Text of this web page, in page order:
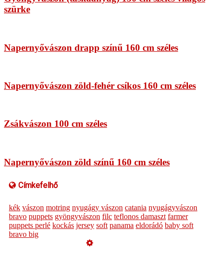
szürke
Napernyővászon drapp színű 160 cm széles
Napernyővászon zöld-fehér csíkos 160 cm széles
Zsákvászon 100 cm széles
Napernyővászon zöld színű 160 cm széles
Címkefelhő
kék vászon motring nyugágy vászon catania nyugágyvászon
bravo puppets gyöngyvászon filc teflonos damaszt farmer
puppets perlé kockás jersey soft panama eldorádó baby soft
bravo big